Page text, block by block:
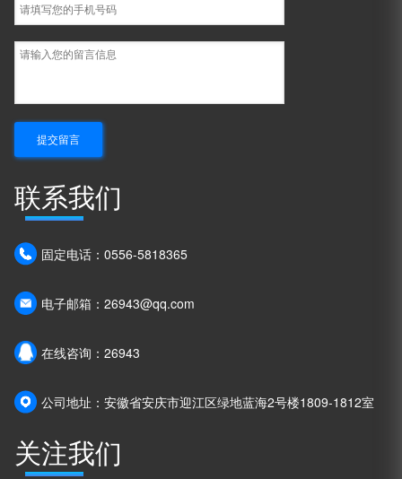
联系我们
固定电话：0556-5818365
电子邮箱：26943@qq.com
在线咨询：26943
公司地址：安徽省安庆市迎江区绿地蓝海2号楼1809-1812室
关注我们